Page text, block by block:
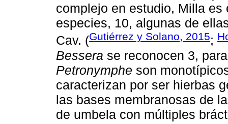
complejo en estudio, Milla
especies, 10, algunas de
Cav. (Gutiérrez y Solano, 2015;
Bessera se reconocen 3,
Petronymphe son
caracterizan por ser hierbas
las bases membranosas de
de umbela con múltiples